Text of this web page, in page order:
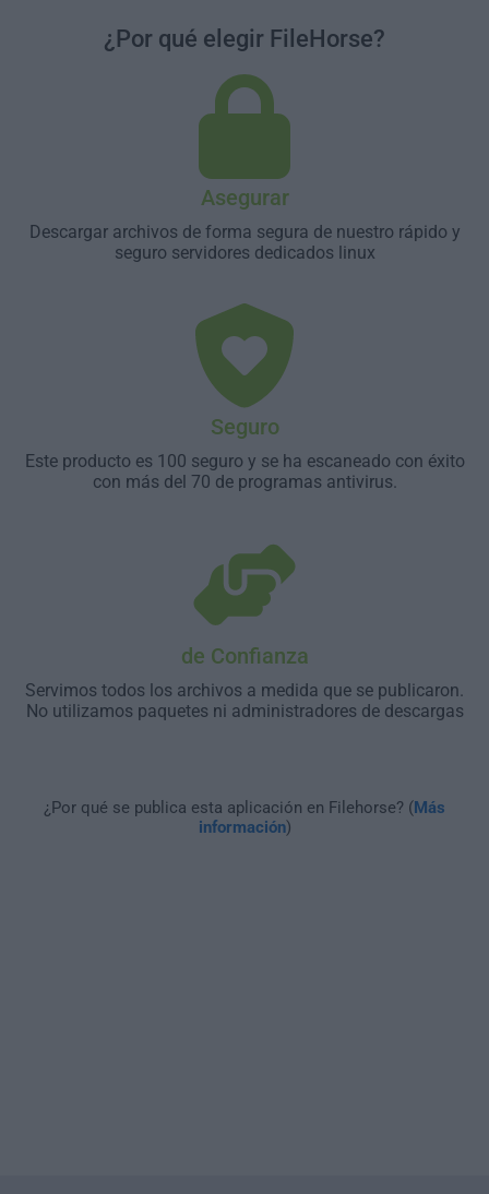
¿Por qué elegir FileHorse?
Asegurar
Descargar archivos de forma segura de nuestro rápido y
seguro servidores dedicados linux
Seguro
Este producto es 100 seguro y se ha escaneado con éxito
con más del 70 de programas antivirus.
de Confianza
Servimos todos los archivos a medida que se publicaron.
No utilizamos paquetes ni administradores de descargas
¿Por qué se publica esta aplicación en Filehorse? (Más
información)